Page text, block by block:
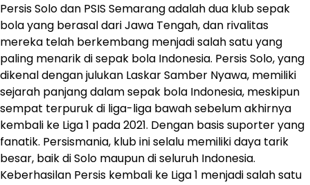
Persis Solo dan PSIS Semarang adalah dua klub sepak
bola yang berasal dari Jawa Tengah, dan rivalitas
mereka telah berkembang menjadi salah satu yang
paling menarik di sepak bola Indonesia. Persis Solo, yang
dikenal dengan julukan Laskar Samber Nyawa, memiliki
sejarah panjang dalam sepak bola Indonesia, meskipun
sempat terpuruk di liga-liga bawah sebelum akhirnya
kembali ke Liga 1 pada 2021. Dengan basis suporter yang
fanatik. Persismania, klub ini selalu memiliki daya tarik
besar, baik di Solo maupun di seluruh Indonesia.
Keberhasilan Persis kembali ke Liga 1 menjadi salah satu